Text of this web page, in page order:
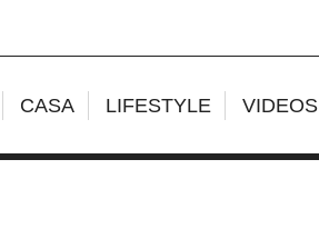
CASA LIFESTYLE VIDEOS